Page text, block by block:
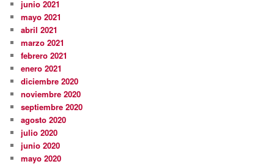
junio 2021
mayo 2021
abril 2021
marzo 2021
febrero 2021
enero 2021
diciembre 2020
noviembre 2020
septiembre 2020
agosto 2020
julio 2020
junio 2020
mayo 2020